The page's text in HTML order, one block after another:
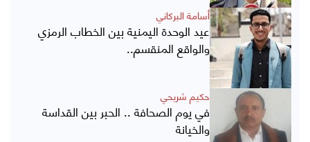
أسامة البركاني
عيد الوحدة اليمنية بين الخطاب الرمزي
والواقع المنقسم..
حكيم شريحي
في يوم الصحافة .. الحبر بين القداسة
والخيانة